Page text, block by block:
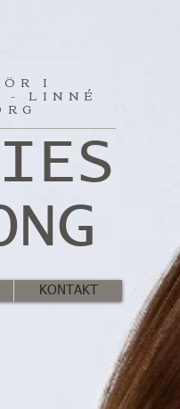
I
- LINNÉ
KONTAKT